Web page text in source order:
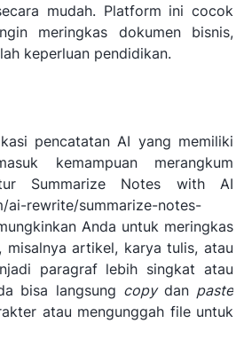
mudah. Platform ini cocok
meringkas dokumen bisnis,
keperluan pendidikan.
pencatatan AI yang memiliki
kemampuan merangkum
Summarize Notes with AI
ai-rewrite/summarize-notes-
Anda untuk meringkas
misalnya artikel, karya tulis, atau
paragraf lebih singkat atau
bisa langsung copydan paste
atau mengunggah file untuk